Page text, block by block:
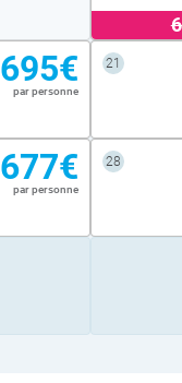
695€
par personne
21
677€
par personne
28